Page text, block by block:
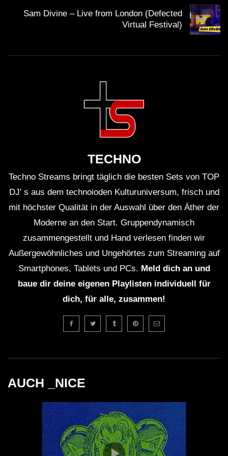
v=oo7CSjBqsGQ
Benjamin R :http://www.youtube.com/watch?
Gestört aber geil (Videoset)
http://www.youtube.com/watch?v=mCwy5XAJbCc
Marcapasos : http://www.youtube.com/watch?v=4-
Bassraketen : http://www.youtube.com/watch?
v=sVpM7OAfpa4
Lexer & Tom B : http://www.youtube.com/watch?
v=2cR6Yi9gnTM
C-Ro : http://www.youtube.com/watch?
Dee Ass : http://www.youtube.com/watch?
Nick D Lite : http://www.youtube.com/watch?
Golden Toys : http://www.youtube.com/watch?
v=0tq3XKvoaG4
Breakfastclub : http://www.youtube.com/watch?
Sam Divine – Live from London (Defected
Virtual Festival)
TECHNO
Techno Streams bringt täglich die besten Sets von TOP
DJ' s aus dem technoioden Kulturuniversum, frisch und
mit höchster Qualität in der Auswahl über den Äther der
Moderne an den Start. Gruppendynamisch
zusammengestellt und Hand verlesen finden wir
Außergewöhnliches und Ungehörtes zum Streaming auf
Smartphones, Tablets und PCs. Meld dich an und
baue dir deine eigenen Playlisten individuell für
dich, für alle, zusammen!
AUCH _NICE